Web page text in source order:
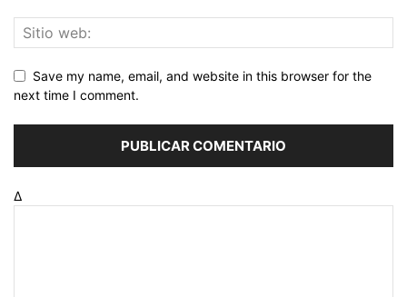
Save my name, email, and website in this browser for the
next time I comment.
Δ